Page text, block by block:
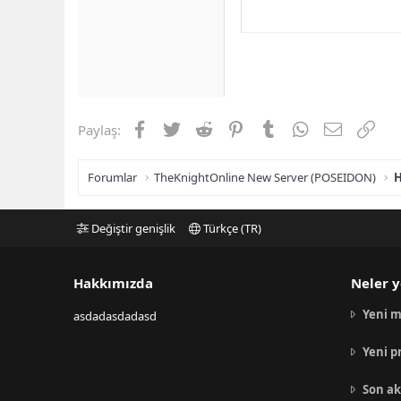
Paylaş: Facebook
TwitterReddit PinterestTumblrWhatsApp
E-postaLink
Forumlar TheKnightOnline New Server (POSEIDON)
Değiştir genişlik Türkçe (TR)
Hakkımızda
asdadasdadasd
Neler
Yeni
Yeni
Son